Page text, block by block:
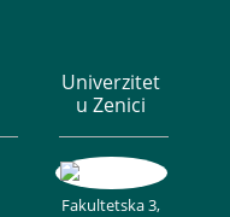
Univerzitet
u Zenici
Fakultetska 3,